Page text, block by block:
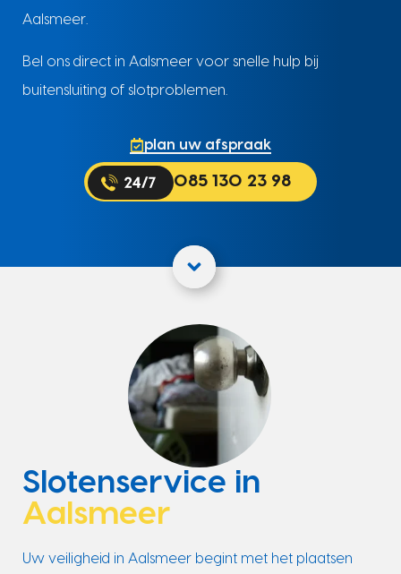
Aalsmeer.
Bel ons direct in Aalsmeer voor snelle hulp bij
buitensluiting of slotproblemen.
plan uw afspraak
085 130 23 98
Slotenservice in
Aalsmeer
Uw veiligheid in Aalsmeer begint met het plaatsen